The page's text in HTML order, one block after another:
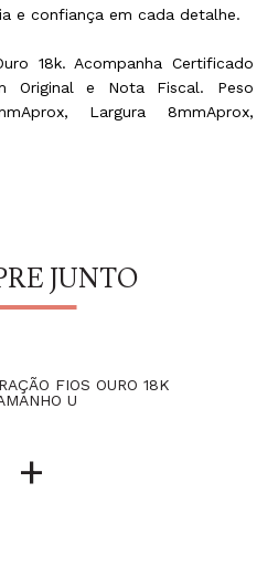
e confiança em cada detalhe.
18k. Acompanha Certificado
Original e Nota Fiscal. Peso
Largura 8mmAprox,
JUNTO
FIOS OURO 18K
U
+